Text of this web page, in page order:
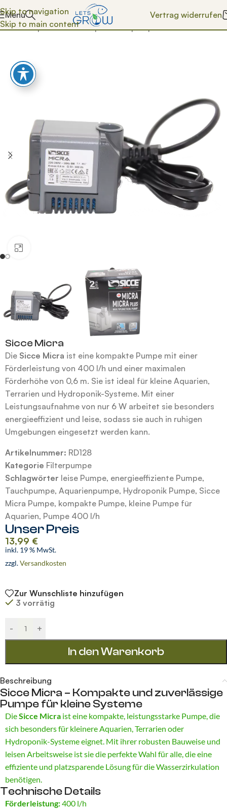
Skip to navigation
Skip to main content
Menü
Vertrag widerrufen
Start/Shop/Technik/Pumpen/Filterpumpe
Sicce Micra
Die Sicce Micra ist eine kompakte Pumpe mit einer
Förderleistung von 400 l/h und einer maximalen
Förderhöhe von 0,6 m. Sie ist ideal für kleine Aquarien,
Terrarien und Hydroponik-Systeme. Mit einer
Leistungsaufnahme von nur 6 W arbeitet sie besonders
energieeffizient und leise, sodass sie auch in ruhigen
Umgebungen eingesetzt werden kann.
Artikelnummer: RD128
Kategorie Filterpumpe
Schlagwörter leise Pumpe, energieeffiziente Pumpe,
Tauchpum­pe, Aquarienpumpe, Hydroponik Pumpe, Sicce
Micra Pumpe, kompakte Pumpe, kleine Pumpe für
Aquarien, Pumpe 400 l/h
Unser Preis
13,99 €
inkl. 19 % MwSt.
zzgl.Versandkosten
Zur Wunschliste hinzufügen
3 vorrätig
- +
In den Warenkorb
Alternative:
Beschreibung
Sicce Micra – Kompakte und zuverlässige
Pumpe für kleine Systeme
DieSicce Micra ist eine kompakte, leistungsstarke Pumpe, die
sich besonders für kleinere Aquarien, Terrarien oder
Hydroponik-Systeme eignet. Mit ihrer robusten Bauweise und
leisen Arbeitsweise ist sie die perfekte Wahl für alle, die eine
effiziente und platzsparende Lösung für die Wasserzirkulation
benötigen.
Technische Details
Förderleistung:400 l/h